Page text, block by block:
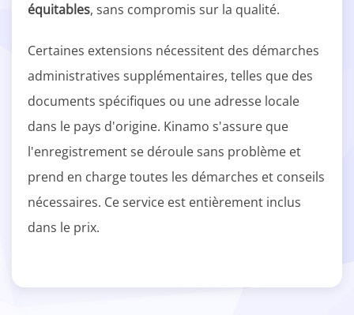
équitables, sans compromis sur la qualité.
Certaines extensions nécessitent des démarches
administratives supplémentaires, telles que des
documents spécifiques ou une adresse locale
dans le pays d'origine. Kinamo s'assure que
l'enregistrement se déroule sans problème et
prend en charge toutes les démarches et conseils
nécessaires. Ce service est entièrement inclus
dans le prix.